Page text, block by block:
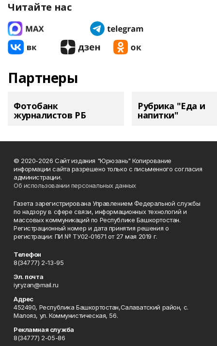
Читайте нас
Партнеры
Фотобанк
журналистов РБ
Рубрика "Еда и
напитки"
© 2020-2026 Сайт издания "Юрюзань" Копирование
информации сайта разрешено только с письменного согласия
администрации.
Об использовании персональных данных
Газета зарегистрирована Управлением Федеральной службы
по надзору в сфере связи, информационных технологий и
массовых коммуникаций по Республике Башкортостан.
Регистрационный номер и дата принятия решения о
регистрации: ПИ № ТУ02-01671 от 27 мая 2019 г.
Телефон
8(34777) 2-13-95
Эл. почта
iyryzan@mail.ru
Адрес
452490, Республика Башкортостан,Салаватский район, с.
Малояз, ул. Коммунистическая, 56.
Рекламная служба
8(34777) 2-05-86